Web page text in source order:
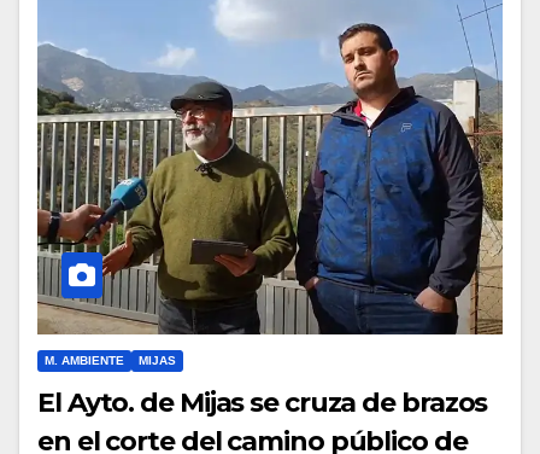
M. AMBIENTE MIJAS
El Ayto. de Mijas se cruza de brazos
en el corte del camino público de